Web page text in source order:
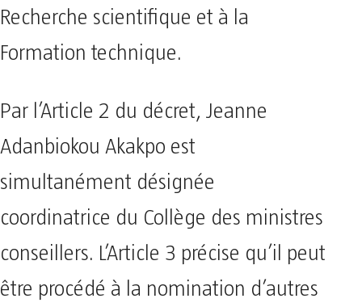
Recherche scientifique et à la
Formation technique.
Par l’Article 2 du décret, Jeanne
Adanbiokou Akakpo est
simultanément désignée
coordinatrice du Collège des ministres
conseillers. L’Article 3 précise qu’il peut
être procédé à la nomination d’autres